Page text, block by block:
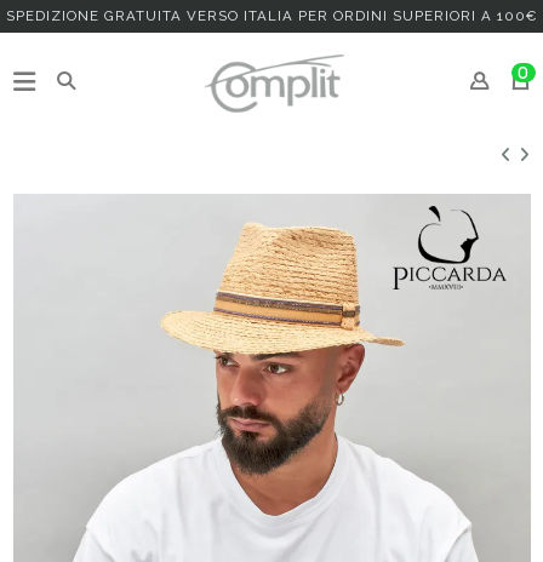
SPEDIZIONE GRATUITA VERSO ITALIA PER ORDINI SUPERIORI A 100€
0